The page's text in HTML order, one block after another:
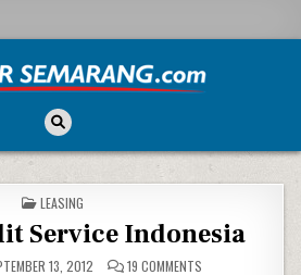
POSTED IN
LEASING
Service Indonesia
13, 2012 19 COMMENTS